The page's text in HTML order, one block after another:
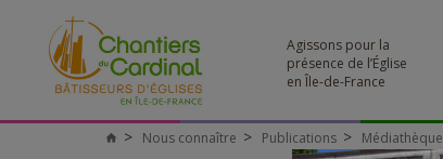
Agissons pour la
présence de l’Église
en Île-de-France
Chantiers
Nous connaître Publications Médiathèque